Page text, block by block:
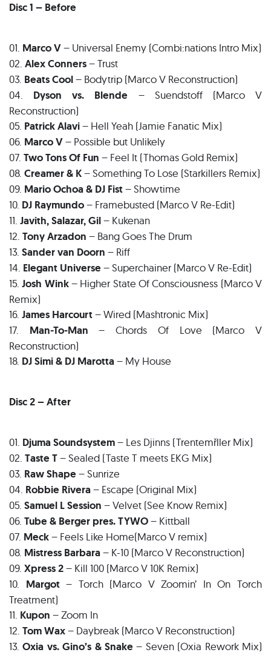
Disc 1 – Before
01. Marco V– Universal Enemy (Combi:nations Intro Mix)
02. Alex Conners– Trust
03. Beats Cool– Bodytrip (Marco V Reconstruction)
04. Dyson vs. Blende – Suendstoff (Marco V
Reconstruction)
05. Patrick Alavi– Hell Yeah (Jamie Fanatic Mix)
06. Marco V– Possible but Unlikely
07. Two Tons Of Fun – Feel It (Thomas Gold Remix)
08. Creamer & K– Something To Lose (Starkillers Remix)
09. Mario Ochoa & DJ Fist– Showtime
10. DJ Raymundo– Framebusted (Marco V Re-Edit)
11. Javith, Salazar, Gil– Kukenan
12. Tony Arzadon – Bang Goes The Drum
13. Sander van Doorn – Riff
14. Elegant Universe – Superchainer (Marco V Re-Edit)
15.Josh Wink– Higher State Of Consciousness (Marco V
Remix)
16. James Harcourt– Wired (Mashtronic Mix)
17. Man-To-Man – Chords Of Love (Marco V
Reconstruction)
18. DJ Simi & DJ Marotta– My House
Disc 2 – After
01. Djuma Soundsystem– Les Djinns (Trentemřller Mix)
02. Taste T– Sealed (Taste T meets EKG Mix)
03. Raw Shape – Sunrize
04. Robbie Rivera– Escape (Original Mix)
05. Samuel L Session – Velvet (See Know Remix)
06. Tube & Berger pres. TYWO– Kittball
07. Meck– Feels Like Home(Marco V remix)
08. Mistress Barbara– K-10 (Marco V Reconstruction)
09. Xpress 2– Kill 100 (Marco V 10K Remix)
10. Margot– Torch (Marco V Zoomin’ In On Torch
Treatment)
11. Kupon – Zoom In
12. Tom Wax– Daybreak (Marco V Reconstruction)
13.Oxia vs. Gino’s & Snake – Seven (Oxia Rework Mix)